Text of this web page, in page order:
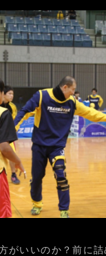
がいいのか？前に